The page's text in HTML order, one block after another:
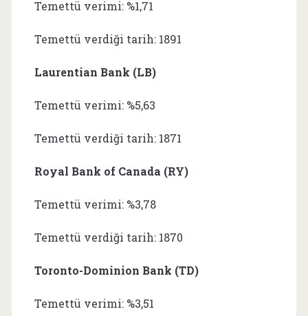
Temettü verimi: %1,71
Temettü verdiği tarih: 1891
Laurentian Bank (LB)
Temettü verimi: %5,63
Temettü verdiği tarih: 1871
Royal Bank of Canada (RY)
Temettü verimi: %3,78
Temettü verdiği tarih: 1870
Toronto-Dominion Bank (TD)
Temettü verimi: %3,51